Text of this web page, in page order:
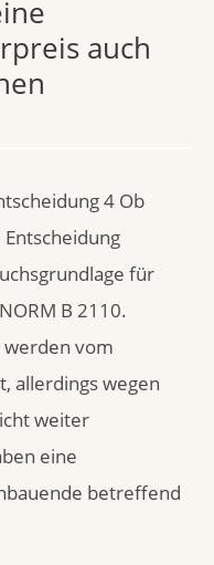
auch
4 Ob
für
B 2110.
werden vom
allerdings wegen
weiter
eine
betreffend